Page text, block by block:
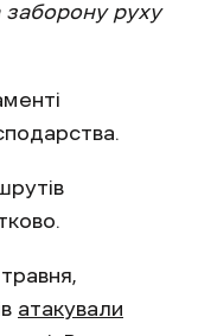
заборону руху
атакували